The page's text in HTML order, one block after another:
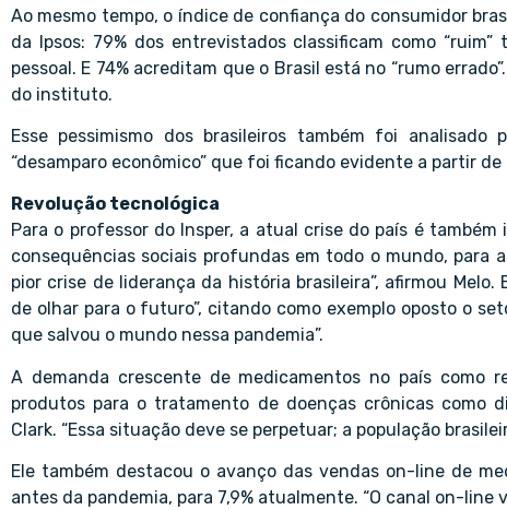
Ao mesmo tempo, o índice de confiança do consumidor
da Ipsos: 79% dos entrevistados classificam como
pessoal. E 74% acreditam que o Brasil está no “rumo
do instituto.
Esse pessimismo dos brasileiros também foi
“desamparo econômico” que foi ficando evidente a partir de
Revolução tecnológica
Para o professor do Insper, a atual crise do país é
consequências sociais profundas em todo o mundo, para
pior crise de liderança da história brasileira”, afirmou
de olhar para o futuro”, citando como exemplo oposto o
que salvou o mundo nessa pandemia”.
A demanda crescente de medicamentos no país como
produtos para o tratamento de doenças crônicas como
Clark. “Essa situação deve se perpetuar; a população
Ele também destacou o avanço das vendas on-line de
antes da pandemia, para 7,9% atualmente. “O canal on-line